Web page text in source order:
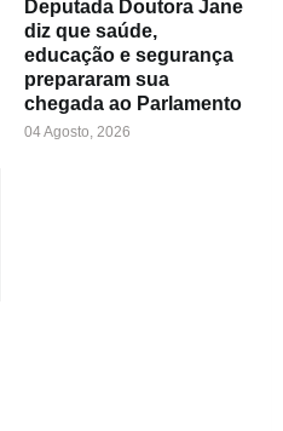
Deputada Doutora Jane
diz que saúde,
educação e segurança
prepararam sua
chegada ao Parlamento
04 Agosto, 2026